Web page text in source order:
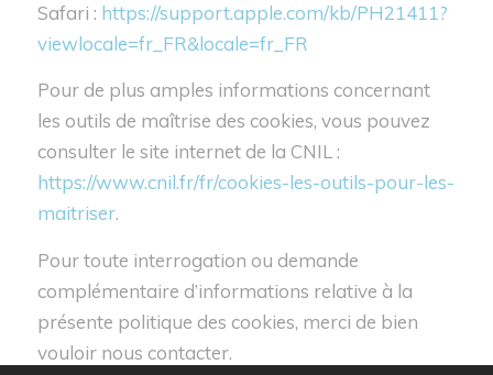
Safari : https://support.apple.com/kb/PH21411?
viewlocale=fr_FR&locale=fr_FR
Pour de plus amples informations concernant
les outils de maîtrise des cookies, vous pouvez
consulter le site internet de la CNIL :
https://www.cnil.fr/fr/cookies-les-outils-pour-les-
maitriser.
Pour toute interrogation ou demande
complémentaire d’informations relative à la
présente politique des cookies, merci de bien
vouloir nous contacter.